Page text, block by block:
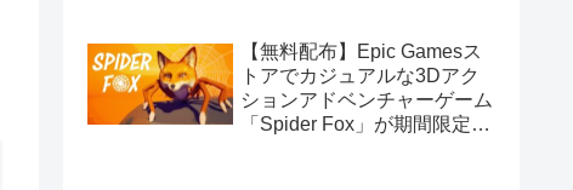
Connect版）
【無料配布】Epic Gamesス
トアでカジュアルな3Dアク
ションアドベンチャーゲーム
「Spider Fox」が期間限定で